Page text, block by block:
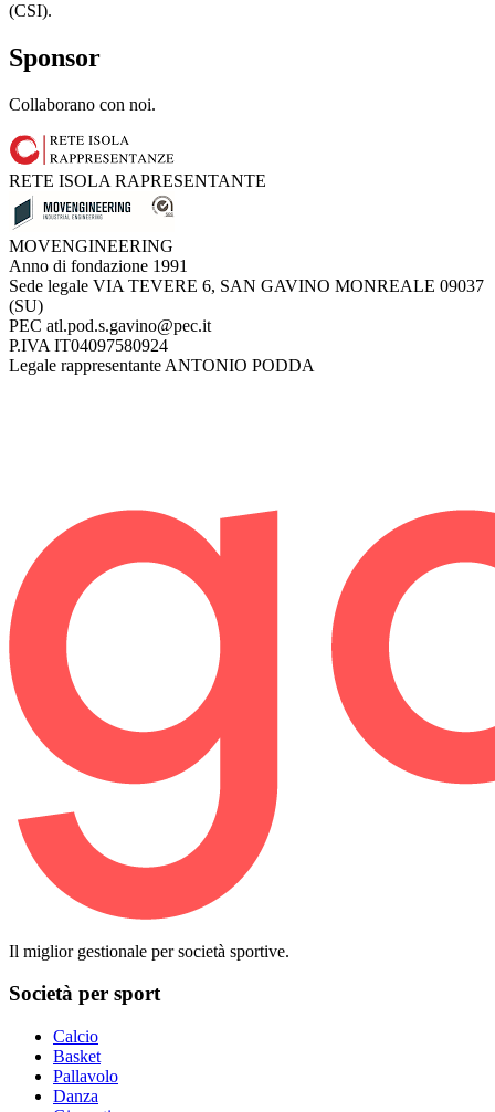
(CSI).
Sponsor
Collaborano con noi.
RETE ISOLA RAPRESENTANTE
MOVENGINEERING
Anno di fondazione 1991
Sede legale VIA TEVERE 6, SAN GAVINO MONREALE 09037
(SU)
PEC atl.pod.s.gavino@pec.it
P.IVA IT04097580924
Legale rappresentante ANTONIO PODDA
Il miglior gestionale per società sportive.
Società per sport
Calcio
Basket
Pallavolo
Danza